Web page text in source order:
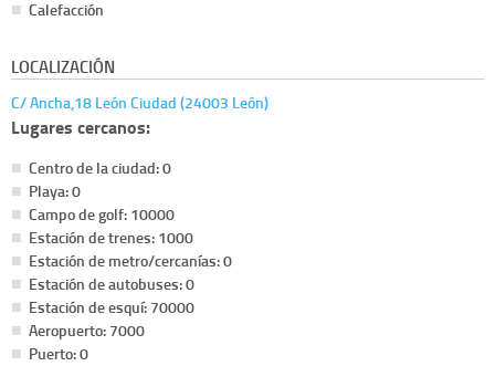
Calefacción
LOCALIZACIÓN
C/ Ancha,18 León Ciudad (24003 León)
Lugares cercanos:
Centro de la ciudad: 0
Playa: 0
Campo de golf: 10000
Estación de trenes: 1000
Estación de metro/cercanías: 0
Estación de autobuses: 0
Estación de esquí: 70000
Aeropuerto: 7000
Puerto: 0